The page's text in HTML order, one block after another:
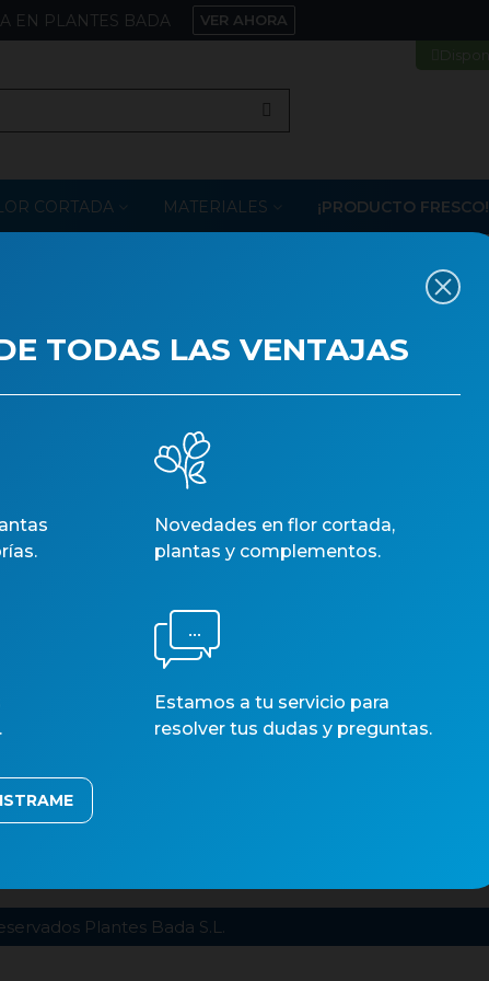
EN PLANTES BADA
VER AHORA
CORTADA MATERIALES ¡PRODUCTO FRESCO!
Plantes Bada S.L.
TODAS LAS VENTAJAS
Novedades en flor cortada,
plantas y complementos.
Estamos a tu servicio para
resolver tus dudas y preguntas.